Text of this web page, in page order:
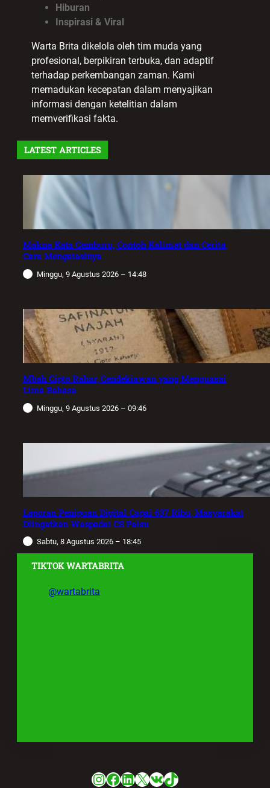
Hiburan
Inspirasi & Viral
Warta Brita dikelola oleh tim muda yang
profesional, berpikiran terbuka, dan adaptif
terhadap perkembangan zaman. Kami
memadukan kecepatan dalam menyajikan
informasi dengan ketelitian dalam
memverifikasi fakta.
LATEST ARTICLES
Makna Kata Cemburu, Contoh Kalimat dan Cerita,
Cara Mengatasinya
Minggu, 9 Agustus 2026 – 14:48
Mbah Cipto Rahar, Cendekiawan yang Menguasai
Lima Bahasa
Minggu, 9 Agustus 2026 – 09:46
Laporan Penipuan Digital Capai 637 Ribu, Masyarakat
Diingatkan Waspadai CS Palsu
Sabtu, 8 Agustus 2026 – 18:45
TIKTOK WARTABRITA
@wartabrita
Instagram
Facebook
LinkedIn
X VKTikTok